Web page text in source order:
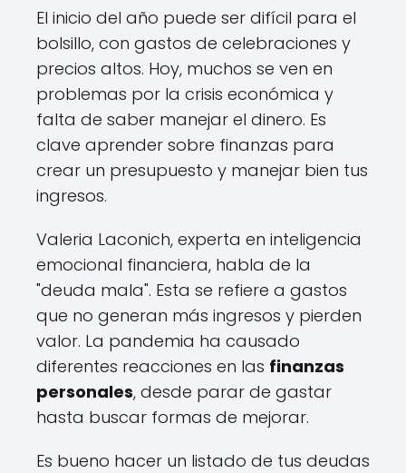
El inicio del año puede ser difícil para el
bolsillo, con gastos de celebraciones y
precios altos. Hoy, muchos se ven en
problemas por la crisis económica y
falta de saber manejar el dinero. Es
clave aprender sobre finanzas para
crear un presupuesto y manejar bien tus
ingresos.
Valeria Laconich, experta en inteligencia
emocional financiera, habla de la
"deuda mala". Esta se refiere a gastos
que no generan más ingresos y pierden
valor. La pandemia ha causado
diferentes reacciones en las finanzas
personales, desde parar de gastar
hasta buscar formas de mejorar.
Es bueno hacer un listado de tus deudas